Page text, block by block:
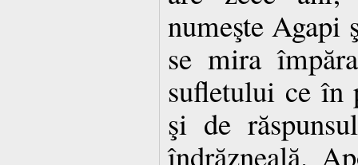
numeşte Agapi
se mira
sufletului ce în
şi de
îndrăzneală.